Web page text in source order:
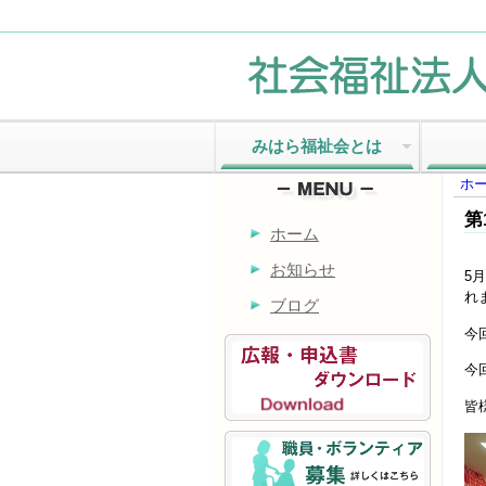
みはら福祉会とは
ホーム
お知らせ
ブログ
ホ
5
れ
今
今
皆